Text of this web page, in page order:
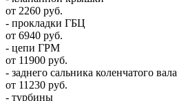
от 2260 руб.
- прокладки ГБЦ
от 6940 руб.
- цепи ГРМ
от 11900 руб.
- заднего сальника коленчатого вала
от 11230 руб.
- турбины